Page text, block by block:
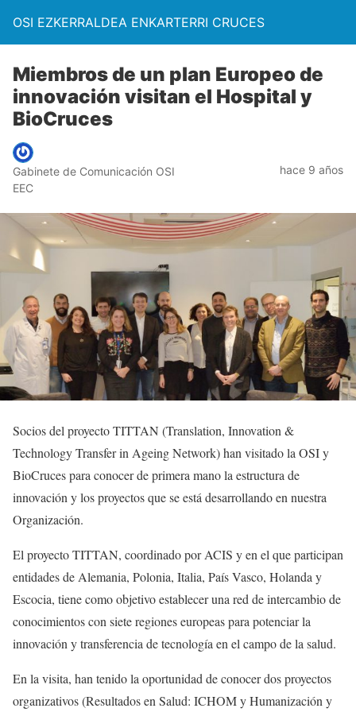
OSI EZKERRALDEA ENKARTERRI CRUCES
Miembros de un plan Europeo de
innovación visitan el Hospital y
BioCruces
Gabinete de Comunicación OSI
EEC
hace 9 años
Socios del proyecto TITTAN (Translation, Innovation &
Technology Transfer in Ageing Network) han visitado la OSI y
BioCruces para conocer de primera mano la estructura de
innovación y los proyectos que se está desarrollando en nuestra
Organización.
El proyecto TITTAN, coordinado por ACIS y en el que participan
entidades de Alemania, Polonia, Italia, País Vasco, Holanda y
Escocia, tiene como objetivo establecer una red de intercambio de
conocimientos con siete regiones europeas para potenciar la
innovación y transferencia de tecnología en el campo de la salud.
En la visita, han tenido la oportunidad de conocer dos proyectos
organizativos (Resultados en Salud: ICHOM y Humanización y